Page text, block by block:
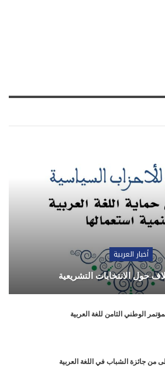
أخبار العربية
حول الانتخابات التشريعية
الوطني الثامن للغة العربية
من جائزة الشباب في اللغة العربية